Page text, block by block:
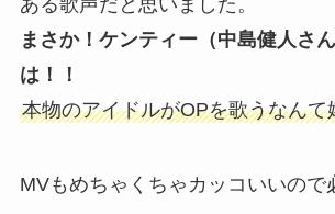
まさか！ケンティー（中島健人さ
は！！
本物のアイドルがOPを歌うなん
MVもめちゃくちゃカッコいいので